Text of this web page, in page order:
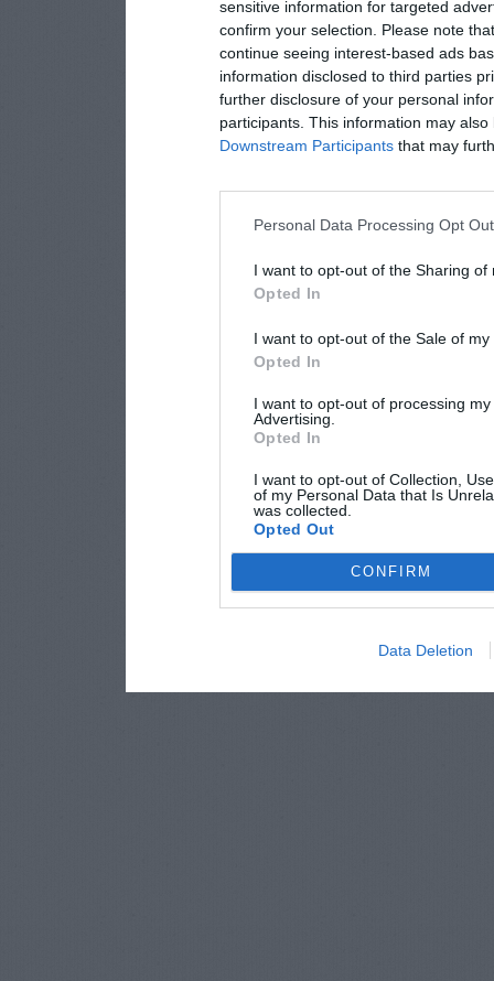
sensitive information for targeted
confirm your selection. Please note
continue seeing interest-based ads
information disclosed to third parties
further disclosure of your personal
participants. This information may
Downstream Participants that may
Personal Data Processing Opt
I want to opt-out of the Sharing of
Opted In
I want to opt-out of the Sale of
Opted In
I want to opt-out of processing
Advertising.
Opted In
I want to opt-out of Collection,
of my Personal Data that Is
was collected.
Opted Out
CONFIRM
Data Deletion